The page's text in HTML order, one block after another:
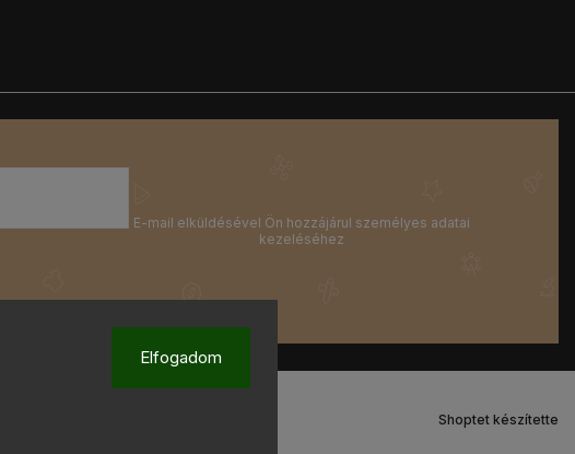
Elfogadom
Shoptet készítette